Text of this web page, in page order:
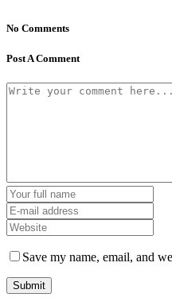
No Comments
Post A Comment
Save my name, email, and